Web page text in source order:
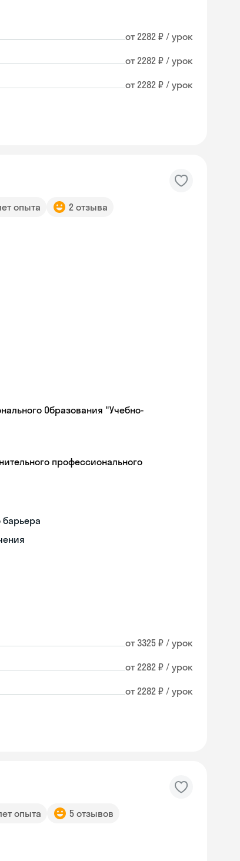
от 2282 ₽ / урок
от 2282 ₽ / урок
от 2282 ₽ / урок
опыта 2 отзыва
Образования "Учебно-
профессионального
от 3325 ₽ / урок
от 2282 ₽ / урок
от 2282 ₽ / урок
опыта 5 отзывов